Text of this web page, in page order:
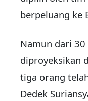
berpeluang ke
Namun dari 30
diproyeksikan
tiga orang
Dedek